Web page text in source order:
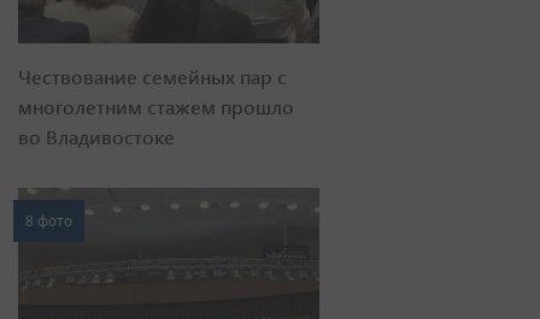
Чествование семейных пар с
многолетним стажем прошло
во Владивостоке
8 фото